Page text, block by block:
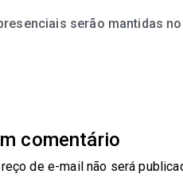
serão mantidas no
comentário
de e-mail não será